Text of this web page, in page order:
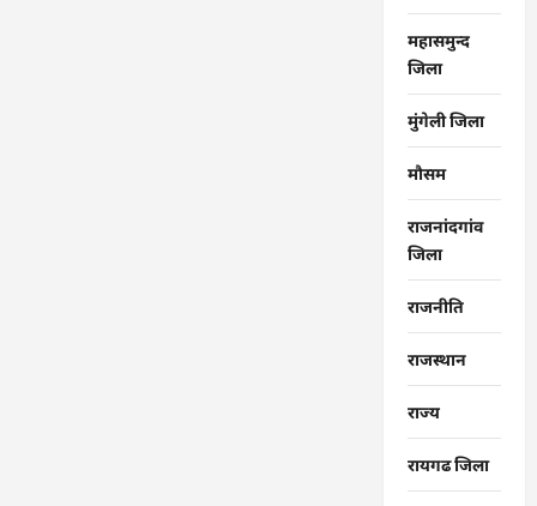
महासमुन्द
जिला
मुंगेली जिला
मौसम
राजनांदगांव
जिला
राजनीति
राजस्थान
राज्‍य
रायगढ जिला